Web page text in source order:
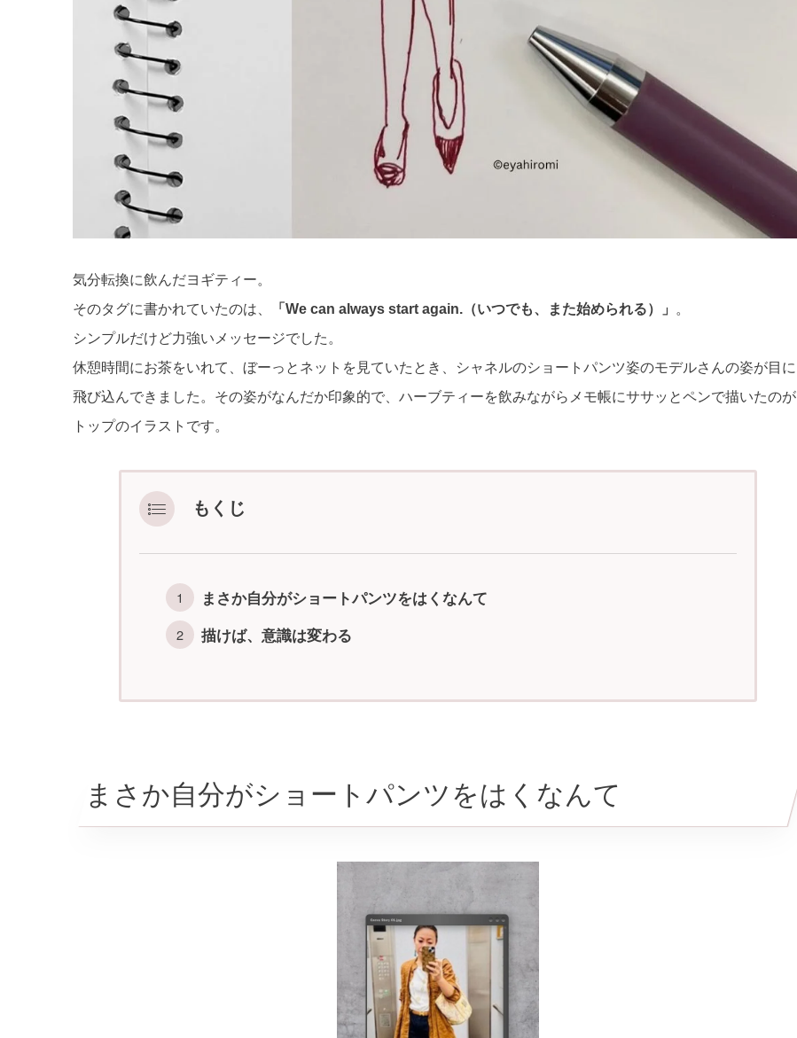
気分転換に飲んだヨギティー。
そのタグに書かれていたのは、
「We can always start again.（いつでも、また始められる）」
。
シンプルだけど力強いメッセージでした。
休憩時間にお茶をいれて、ぼーっとネットを見ていたとき、シャネルのショートパンツ姿のモデルさんの姿が目に
飛び込んできました。その姿がなんだか印象的で、ハーブティーを飲みながらメモ帳にササッとペンで描いたのが
トップのイラストです。
もくじ
まさか自分がショートパンツをはくなんて
描けば、意識は変わる
まさか自分がショートパンツをはくなんて